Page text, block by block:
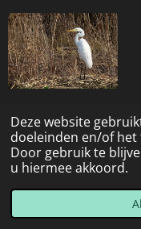
Deze website
doeleinden en/of
Door gebruik te
u hiermee akkoord.
© 2022 - 2026